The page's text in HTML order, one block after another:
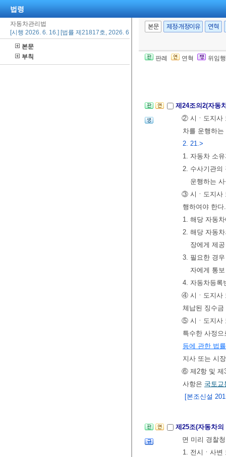
법령
자동차관리법
[시행 2026. 6. 16.] [법률 제21817호, 2026. 6. 16., 일부개정]
본문
부칙
본문 제정·개정이유 연혁
판례 연혁 위임
④ 제1항 단서
[전문개정
제24조의2(자동
② 시ㆍ도지사
차를 운행하
2. 21.>
1. 자동차 소
2. 수사기관의
운행하는
③ 시ㆍ도지사
행하여야 한다.
1. 해당 자동
2. 해당 자동
장에게 제공
3. 필요한 경
자에게 통보
4. 자동차등록
④ 시ㆍ도지사
체납된 징수
⑤ 시ㆍ도지사
특수한 사정
등에 관한 법
지사 또는 시
⑥ 제2항 및 제
사항은 국토교
[본조신설
제25조(자동차
면 미리 경찰
1. 전시ㆍ사변